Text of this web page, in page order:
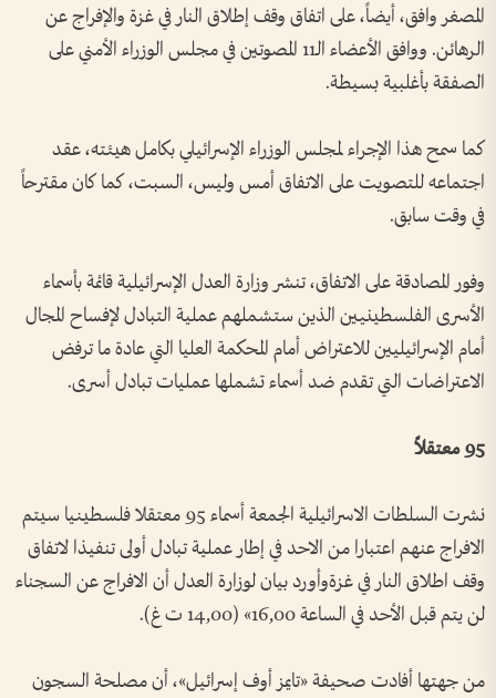
المصغر وافق، أيضاً، على اتفاق وقف إطلاق النار في غزة والإفراج عن
الرهائن. ووافق الأعضاء الـ11 المصوتين في مجلس الوزراء الأمني ​​على
الصفقة بأغلبية بسيطة.
كما سمح هذا الإجراء لمجلس الوزراء الإسرائيلي بكامل هيئته، عقد
اجتماعه للتصويت على الاتفاق أمس وليس، السبت، كما كان مقترحاً
في وقت سابق.
وفور المصادقة على الاتفاق، تنشر وزارة العدل الإسرائيلية قائمة بأسماء
الأسرى الفلسطينيين الذين ستشملهم عملية التبادل لإفساح المجال
أمام الإسرائيليين للاعتراض أمام المحكمة العليا التي عادة ما ترفض
الاعتراضات التي تقدم ضد أسماء تشملها عمليات تبادل أسرى.
95 معتقلاً
نشرت السلطات الاسرائيلية الجمعة أسماء 95 معتقلا فلسطينيا سيتم
الافراج عنهم اعتبارا من الاحد في إطار عملية تبادل أولى تنفيذا لاتفاق
وقف اطلاق النار في غزةوأورد بيان لوزارة العدل أن الافراج عن السجناء
لن يتم قبل الأحد في الساعة 16,00» (14,00 ت غ).
من جهتها أفادت صحيفة «تايمز أوف إسرائيل»، أن مصلحة السجون